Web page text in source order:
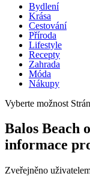
Bydlení
Krása
Cestování
Příroda
Lifestyle
Recepty
Zahrada
Móda
Nákupy
Vyberte možnost
Balos Beach
informace
Zveřejněno